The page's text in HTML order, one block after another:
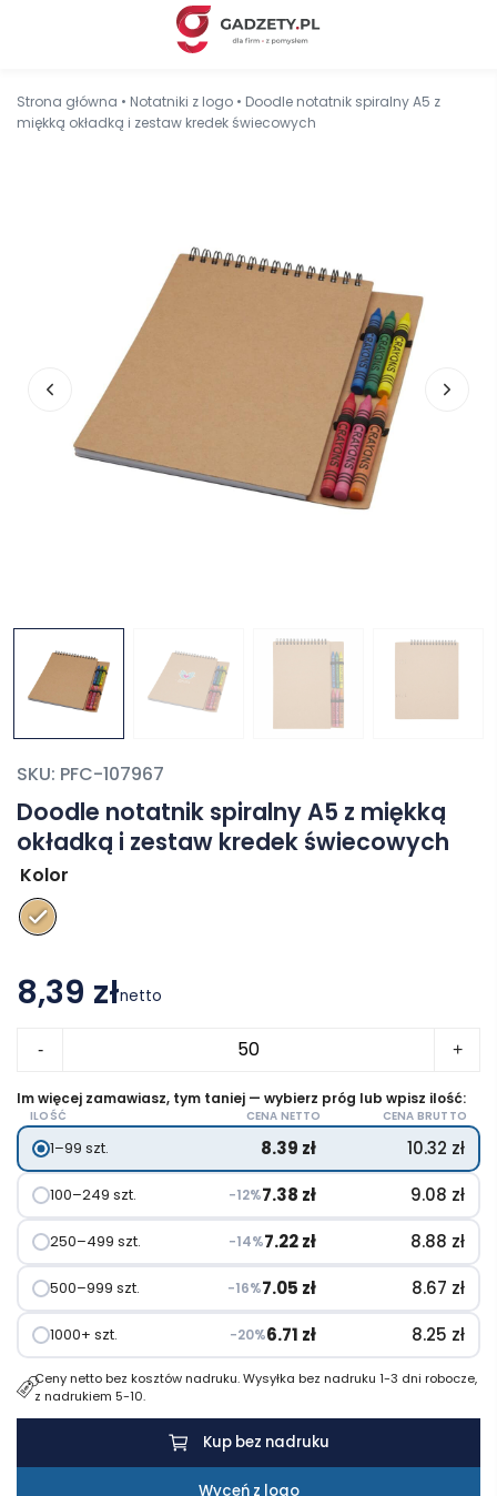
Strona główna • Notatniki z logo • Doodle notatnik spiralny A5 z
miękką okładką i zestaw kredek świecowych
Doodle notatnik spiralny A5 z miękką
okładką i zestaw kredek świecowych
SKU: PFC-107967
Kolor
8,39 złnetto
-
notatnik
spiralny
A5
z
miękką
okładką
i
zestaw
kredek
świecowych
+
Im więcej zamawiasz, tym taniej — wybierz próg lub wpisz ilość:
ILOŚĆ CENA NETTO CENA BRUTTO
1–99 szt. 8.39 zł 10.32 zł
100–249 szt. −12%7.38 zł 9.08 zł
250–499 szt. −14%7.22zł 8.88 zł
500–999 szt. −16%7.05 zł 8.67 zł
1000+ szt. −20%6.71 zł 8.25 zł
Ceny netto bez kosztów nadruku. Wysyłka bez nadruku 1-3 dni robocze,
z nadrukiem 5-10.
Kup bez nadruku
Wyceń z logo